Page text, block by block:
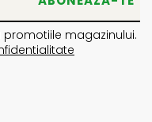
magazinului.